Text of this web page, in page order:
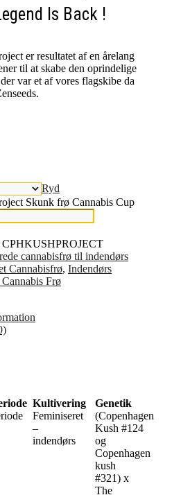
Is Back !
er resultatet af en årelang
til at skabe den oprindelige
var et af vores flagskibe da
Ryd
Skunk frø Cannabis Cup
CPHKUSHPROJECT
cannabisfrø til indendørs
Cannabisfrø, Indendørs
Frø
Kultivering
Feminiseret
–
indendørs
Genetik
(Copenhagen
Kush #124
og
Copenhagen
kush
#321) x
The